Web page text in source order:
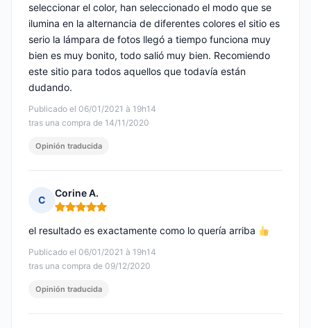
Publicado el 06/01/2021 à 19h14
tras una compra de 14/11/2020
seleccionar el color, han seleccionado el modo que se
ilumina en la alternancia de diferentes colores el sitio es
serio la lámpara de fotos llegó a tiempo funciona muy
bien es muy bonito, todo salió muy bien. Recomiendo
este sitio para todos aquellos que todavía están
dudando.
Opinión traducida
C
Corine A.
Nota: 5 de 5
Publicado el 06/01/2021 à 19h14
tras una compra de 09/12/2020
el resultado es exactamente como lo quería arriba
Opinión traducida